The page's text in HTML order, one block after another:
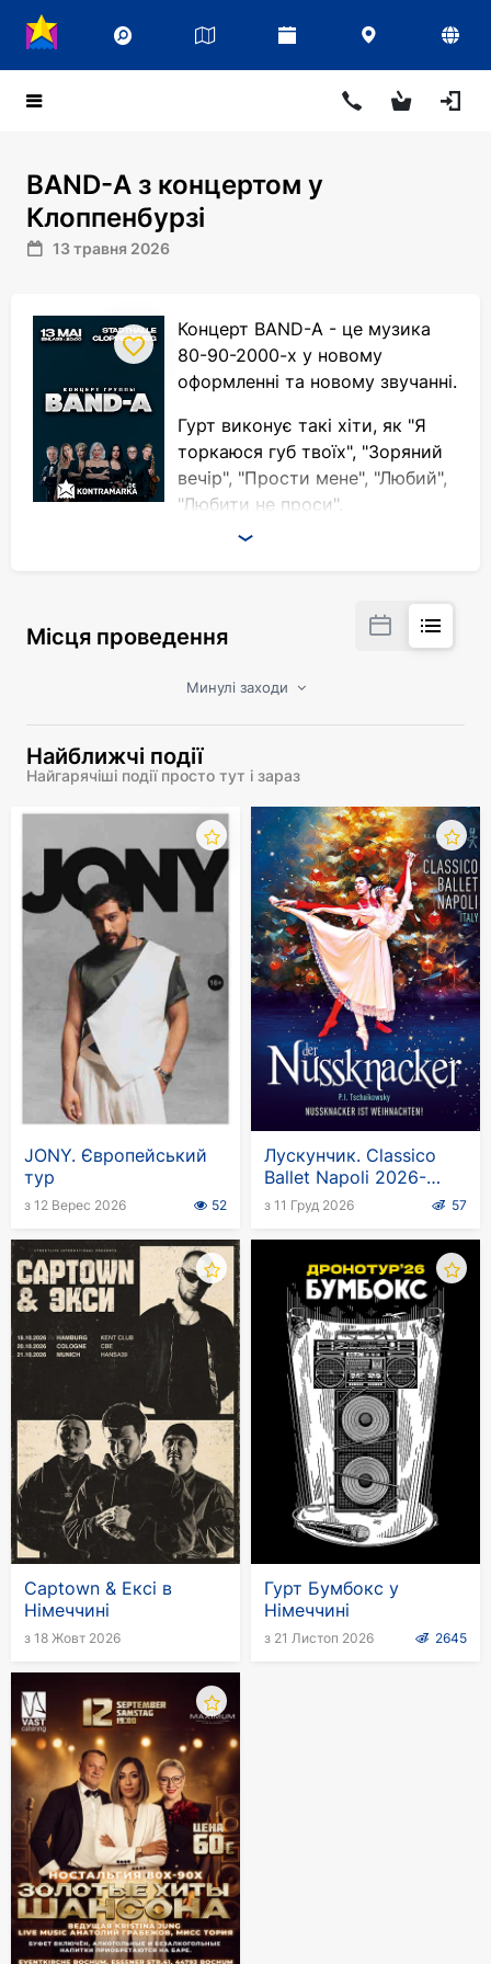
BAND-A з концертом у
Клоппенбурзі
13 травня 2026
Концерт BAND-A - це музика
80-90-2000-х у новому
оформленні та новому звучанні.
Гурт виконує такі хіти, як "Я
торкаюся губ твоїх", "Зоряний
вечір", "Прости мене", "Любий",
"Любити не проси".
Місця проведення
Минулі заходи
Найближчі події
Найгарячіші події просто тут і зараз
JONY. Європейський
тур
з 12 Верес 2026 52
Лускунчик. Classico
Ballet Napoli 2026-
2027
з 11 Груд 2026 57
Captown & Ексі в
Німеччині
з 18 Жовт 2026
Гурт Бумбокс у
Німеччині
з 21 Листоп 2026 2645